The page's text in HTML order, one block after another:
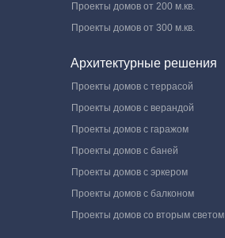
Проекты домов от 200 м.кв.
Проекты домов от 300 м.кв.
Архитектурные решения
Проекты домов с террасой
Проекты домов с верандой
Проекты домов с гаражом
Проекты домов с баней
Проекты домов с эркером
Проекты домов с балконом
Проекты домов со вторым светом